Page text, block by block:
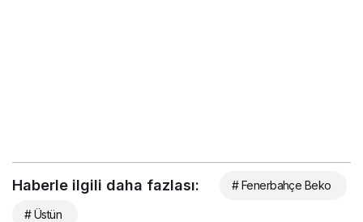
Haberle ilgili daha fazlası: # Fenerbahçe Beko
# Üstün